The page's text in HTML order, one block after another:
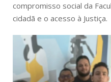
compromisso social da
cidadã e o acesso à Justiça.